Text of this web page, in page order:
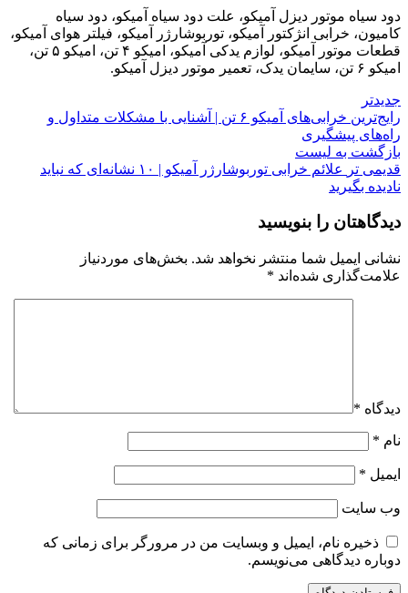
دود سیاه موتور دیزل آمیکو، علت دود سیاه آمیکو، دود سیاه
کامیون، خرابی انژکتور آمیکو، توربوشارژر آمیکو، فیلتر هوای آمیکو،
قطعات موتور آمیکو، لوازم یدکی آمیکو، امیکو ۴ تن، امیکو ۵ تن،
امیکو ۶ تن، سایمان یدک، تعمیر موتور دیزل آمیکو.
جدیدتر
رایج‌ترین خرابی‌های آمیکو ۶ تن | آشنایی با مشکلات متداول و
راه‌های پیشگیری
بازگشت به لیست
قدیمی تر
علائم خرابی توربوشارژر آمیکو | ۱۰ نشانه‌ای که نباید
نادیده بگیرید
دیدگاهتان را بنویسید
نشانی ایمیل شما منتشر نخواهد شد. بخش‌های موردنیاز
علامت‌گذاری شده‌اند *
دیدگاه *
نام *
ایمیل *
وب‌ سایت
ذخیره نام، ایمیل و وبسایت من در مرورگر برای زمانی که
دوباره دیدگاهی می‌نویسم.